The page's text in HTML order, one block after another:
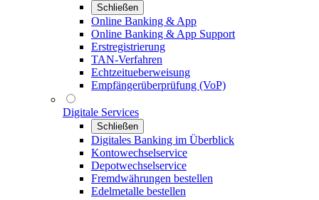
Schließen
Online Banking & App
Online Banking & App Support
Erstregistrierung
TAN-Verfahren
Echtzeitueberweisung
Empfängerüberprüfung (VoP)
Digitale Services
Schließen
Digitales Banking im Überblick
Kontowechselservice
Depotwechselservice
Fremdwährungen bestellen
Edelmetalle bestellen